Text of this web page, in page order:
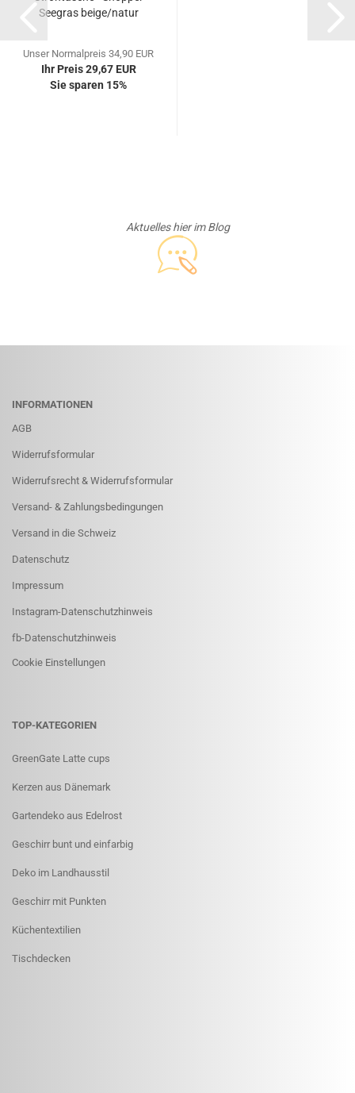
Seegras beige/natur
Unser Normalpreis 34,90 EUR
Ihr Preis 29,67 EUR
Sie sparen 15%
Aktuelles hier im Blog
INFORMATIONEN
AGB
Widerrufsformular
Widerrufsrecht & Widerrufsformular
Versand- & Zahlungsbedingungen
Versand in die Schweiz
Datenschutz
Impressum
Instagram-Datenschutzhinweis
fb-Datenschutzhinweis
Cookie Einstellungen
TOP-KATEGORIEN
GreenGate Latte cups
Kerzen aus Dänemark
Gartendeko aus Edelrost
Geschirr bunt und einfarbig
Deko im Landhausstil
Geschirr mit Punkten
Küchentextilien
Tischdecken